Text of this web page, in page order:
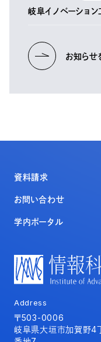
岐阜イノベーショ
お知らせ
資料請求
お問い合わせ
学内ポータル
Address
〒503-0006
岐阜県大垣市加賀野4